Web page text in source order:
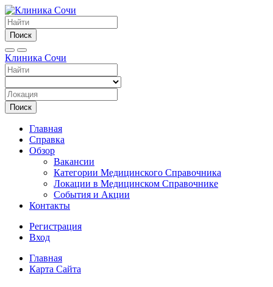
Поиск
Клиника Сочи
Поиск
Главная
Справка
Обзор
Вакансии
Категории Медицинского Справочника
Локации в Медицинском Справочнике
События и Акции
Контакты
Регистрация
Вход
Главная
Карта Сайта